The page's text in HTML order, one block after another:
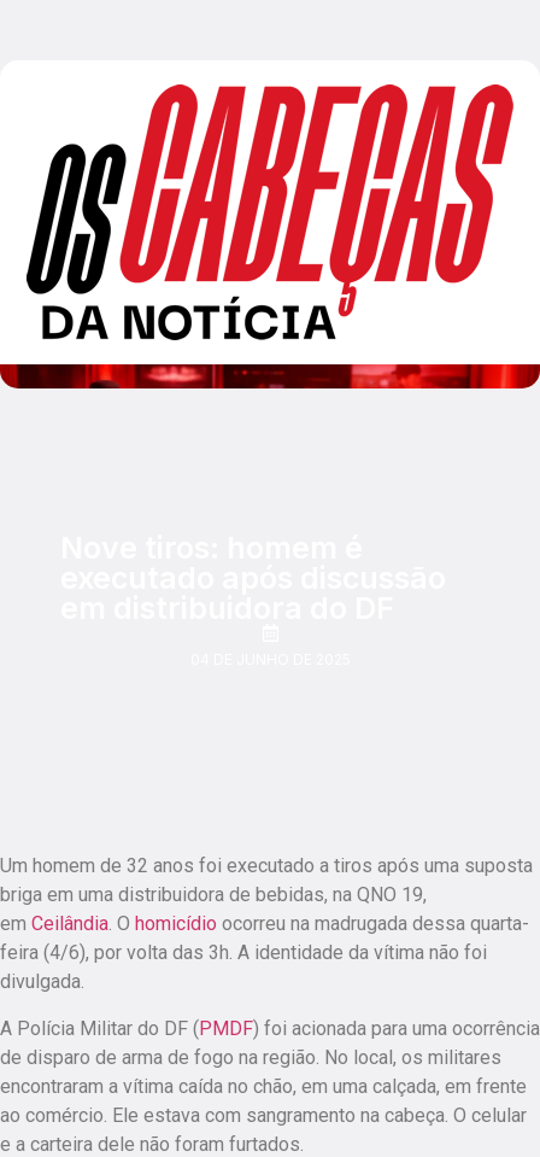
Um homem de 32 anos foi executado a tiros após uma suposta
briga em uma distribuidora de bebidas, na QNO 19,
em Ceilândia. O homicídio ocorreu na madrugada dessa quarta-
feira (4/6), por volta das 3h. A identidade da vítima não foi
divulgada.
A Polícia Militar do DF (PMDF) foi acionada para uma ocorrência
de disparo de arma de fogo na região. No local, os militares
encontraram a vítima caída no chão, em uma calçada, em frente
ao comércio. Ele estava com sangramento na cabeça. O celular
e a carteira dele não foram furtados.